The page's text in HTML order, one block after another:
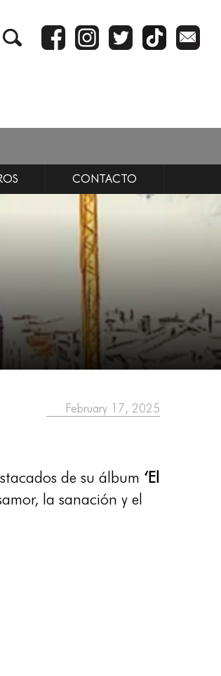
CONTACTO
February 17, 2025
de su álbum ‘El
la sanación y el